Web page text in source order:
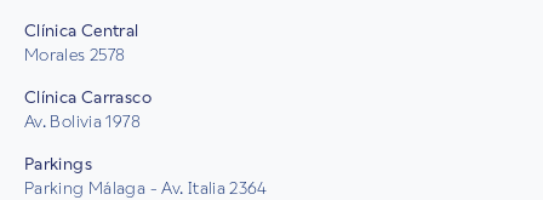
Clínica Central
Morales 2578
Clínica Carrasco
Av. Bolivia 1978
Parkings
Parking Málaga - Av. Italia 2364